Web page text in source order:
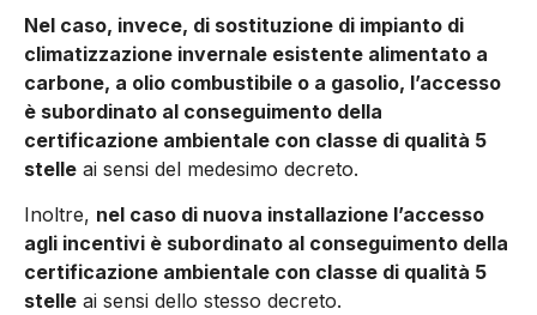
Nel caso, invece, di sostituzione di impianto di
climatizzazione invernale esistente alimentato a
carbone, a olio combustibile o a gasolio, l’accesso
è subordinato al conseguimento della
certificazione ambientale con classe di qualità 5
stelle ai sensi del medesimo decreto.
Inoltre, nel caso di nuova installazione l’accesso
agli incentivi è subordinato al conseguimento della
certificazione ambientale con classe di qualità 5
stelle ai sensi dello stesso decreto.